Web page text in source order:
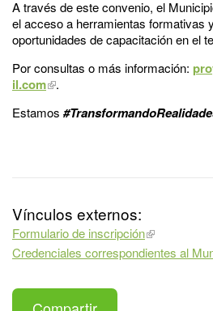
A través de este convenio, el
el acceso a herramientas formativas
oportunidades de capacitación en el
Por consultas o más información:
il.com
.
Estamos
Vínculos externos:
Formulario de inscripción
Credenciales correspondientes al